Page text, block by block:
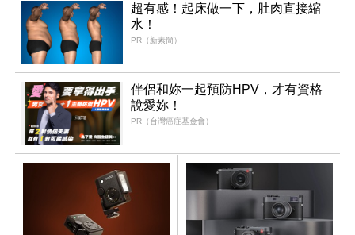
超有感！起床做一下，肚肉直接縮
水！
PR（新素簡）
伴侶和妳一起預防HPV，才有資格
說愛妳！
PR（台灣癌症基金會）